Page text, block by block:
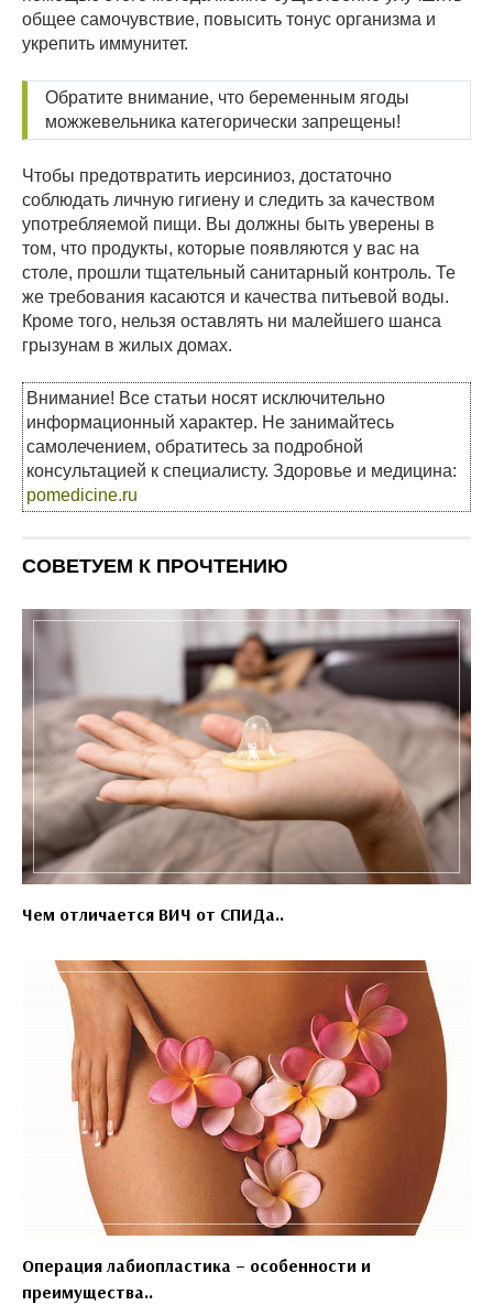
общее самочувствие, повысить тонус организма и
укрепить иммунитет.
Обратите внимание, что беременным ягоды
можжевельника категорически запрещены!
Чтобы предотвратить иерсиниоз, достаточно
соблюдать личную гигиену и следить за качеством
употребляемой пищи. Вы должны быть уверены в
том, что продукты, которые появляются у вас на
столе, прошли тщательный санитарный контроль. Те
же требования касаются и качества питьевой воды.
Кроме того, нельзя оставлять ни малейшего шанса
грызунам в жилых домах.
Внимание! Все статьи носят исключительно
информационный характер. Не занимайтесь
самолечением, обратитесь за подробной
консультацией к специалисту. Здоровье и медицина:
pomedicine.ru
СОВЕТУЕМ К ПРОЧТЕНИЮ
Чем отличается ВИЧ от СПИДа..
Операция лабиопластика – особенности и
преимущества..